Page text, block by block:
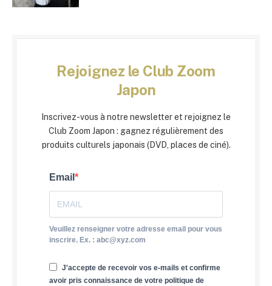
Rejoignez le Club Zoom
Japon
Inscrivez-vous à notre newsletter et rejoignez le
Club Zoom Japon : gagnez régulièrement des
produits culturels japonais (DVD, places de ciné).
Email
Veuillez renseigner votre adresse email pour vous
inscrire. Ex. : abc@xyz.com
J'accepte de recevoir vos e-mails et confirme
avoir pris connaissance de votre politique de